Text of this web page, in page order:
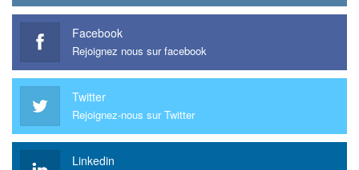
Facebook
Rejoignez nous sur facebook
Twitter
Rejoignez-nous sur Twitter
Linkedin